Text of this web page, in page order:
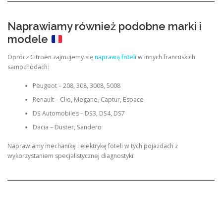
Naprawiamy również podobne marki i
modele
Oprócz Citroën zajmujemy sięnaprawą foteli w innych francuskich
samochodach:
Peugeot – 208, 308, 3008, 5008
Renault – Clio, Megane, Captur, Espace
DS Automobiles – DS3, DS4, DS7
Dacia – Duster, Sandero
Naprawiamy mechanikę i elektrykę foteli w tych pojazdach z
wykorzystaniem specjalistycznej diagnostyki.